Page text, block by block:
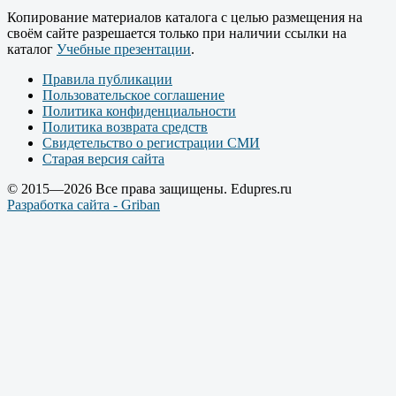
Копирование материалов каталога с целью размещения на
своём сайте разрешается только при наличии ссылки на
каталог Учебные презентации.
Правила публикации
Пользовательское соглашение
Политика конфиденциальности
Политика возврата средств
Свидетельство о регистрации СМИ
Старая версия сайта
© 2015—2026 Все права защищены. Edupres.ru
Разработка сайта - Griban